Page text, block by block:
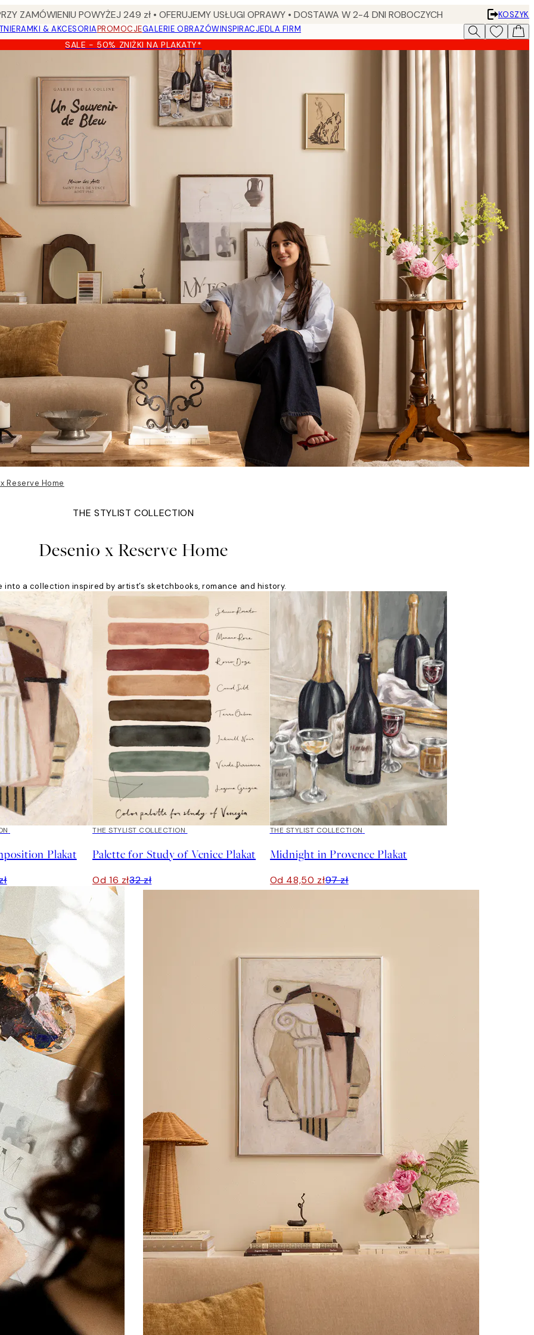
ZAMÓWIENIU POWYŻEJ 249 zł • OFERUJEMY USŁUGI OPRAWY • DOSTAWA W 2-4 DNI ROBOCZYCH
KOSZYK
RAMKI & AKCESORIAPROMOCJEGALERIE OBRAZÓWINSPIRACJEDLA FIRM
SALE - 50% ZNIŻKI NA PLAKATY*
Reserve Home
THE STYLIST COLLECTION
Desenio x Reserve Home
into a collection inspired by artist’s sketchbooks, romance and history.
Plakat
50%*
THE STYLIST COLLECTION
Palette for Study of Venice Plakat
Od 16 zł32 zł
50%*
THE STYLIST COLLECTION
Midnight in Provence Plakat
Od 48,50 zł97 zł